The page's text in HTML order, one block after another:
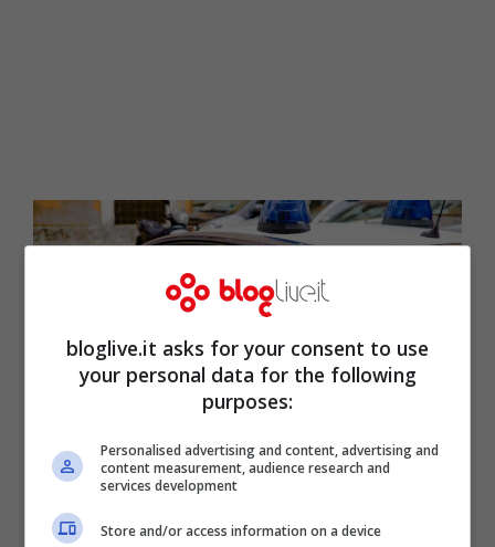
carabinieri (pixabay)
Tragedia questa mattina aPonza. Nella
bloglive.it asks for your consent to use
your personal data for the following
purposes:
Personalised advertising and content, advertising and
content measurement, audience research and
services development
Store and/or access information on a device